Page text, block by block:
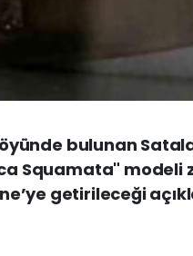
bulunan
Squamata" modeli
getirileceği